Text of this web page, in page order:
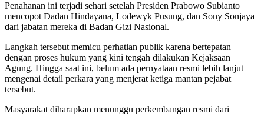
Penahanan ini terjadi sehari setelah Presiden Prabowo Subianto
mencopot Dadan Hindayana, Lodewyk Pusung, dan Sony Sonjaya
dari jabatan mereka di Badan Gizi Nasional.
Langkah tersebut memicu perhatian publik karena bertepatan
dengan proses hukum yang kini tengah dilakukan Kejaksaan
Agung. Hingga saat ini, belum ada pernyataan resmi lebih lanjut
mengenai detail perkara yang menjerat ketiga mantan pejabat
tersebut.
Masyarakat diharapkan menunggu perkembangan resmi dari